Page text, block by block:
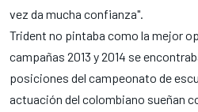
vez da mucha confianza".
Trident no pintaba como la mejor
campañas 2013 y 2014 se
posiciones del campeonato de
actuación del colombiano sueñan